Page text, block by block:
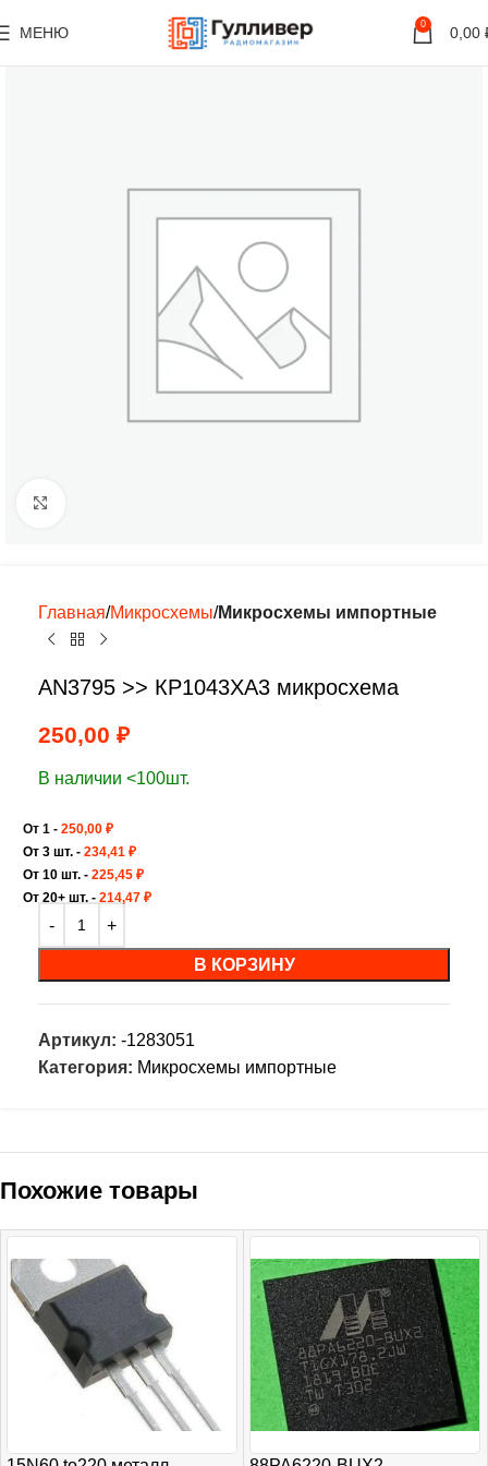
МЕНЮ 0 0,00
Главная Микросхемы Микросхемы импортные
AN3795 >> КР1043ХА3 микросхема
250,00 ₽
В наличии <100шт.
От 1 - 250,00 ₽
От 3 шт. - 234,41 ₽
От 10 шт. - 225,45 ₽
От 20+ шт. - 214,47 ₽
В КОРЗИНУ
Артикул: -1283051
Категория: Микросхемы импортные
Похожие товары